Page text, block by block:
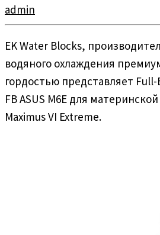
admin
EK Water Blocks,
водяного охлаждения
гордостью представляет Full-
FB ASUS M6E для
Maximus VI Extreme.